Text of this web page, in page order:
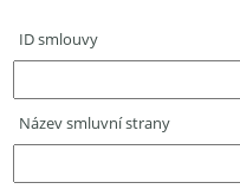
ID smlouvy
Název smluvní strany